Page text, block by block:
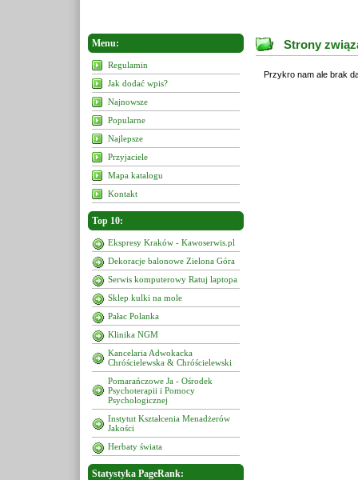
Menu:
Regulamin
Jak dodać wpis?
Najnowsze
Popularne
Najlepsze
Przyjaciele
Mapa katalogu
Kontakt
Top 10:
Ekspresy Kraków - Kawoserwis.pl
Dekoracje balonowe Zielona Góra
Serwis komputerowy Ratuj laptopa
Sklep kulki na mole
Pałac Polanka
Klinika NGM
Kancelaria Adwokacka
Chróścielewska & Chróścielewski
Pomarańczowe Ja - Ośrodek
Psychoterapii i Pomocy
Psychologicznej
Instytut Kształcenia Menadżerów
Jakości
Herbaty świata
Statystyka PageRank:
Strony
Przykro nam ale brak